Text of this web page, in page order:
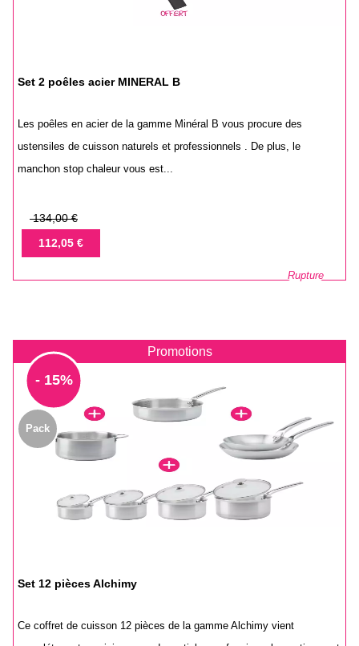
Set 2 poêles acier MINERAL B
Les poêles en acier de la gamme Minéral B vous procure des
ustensiles de cuisson naturels et professionnels . De plus, le
manchon stop chaleur vous est...
Prix
base
134,00 €
Prix112,05 €
Rupture
Promotions
- 15%
Set 12 pièces Alchimy
Ce coffret de cuisson 12 pièces de la gamme Alchimy vient
Pack